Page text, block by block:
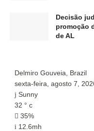
Decisão
promoção
de AL
Delmiro Gouveia, Brazil
sexta-feira, agosto 7,
Sunny
32 ° c
35%
12.6mh